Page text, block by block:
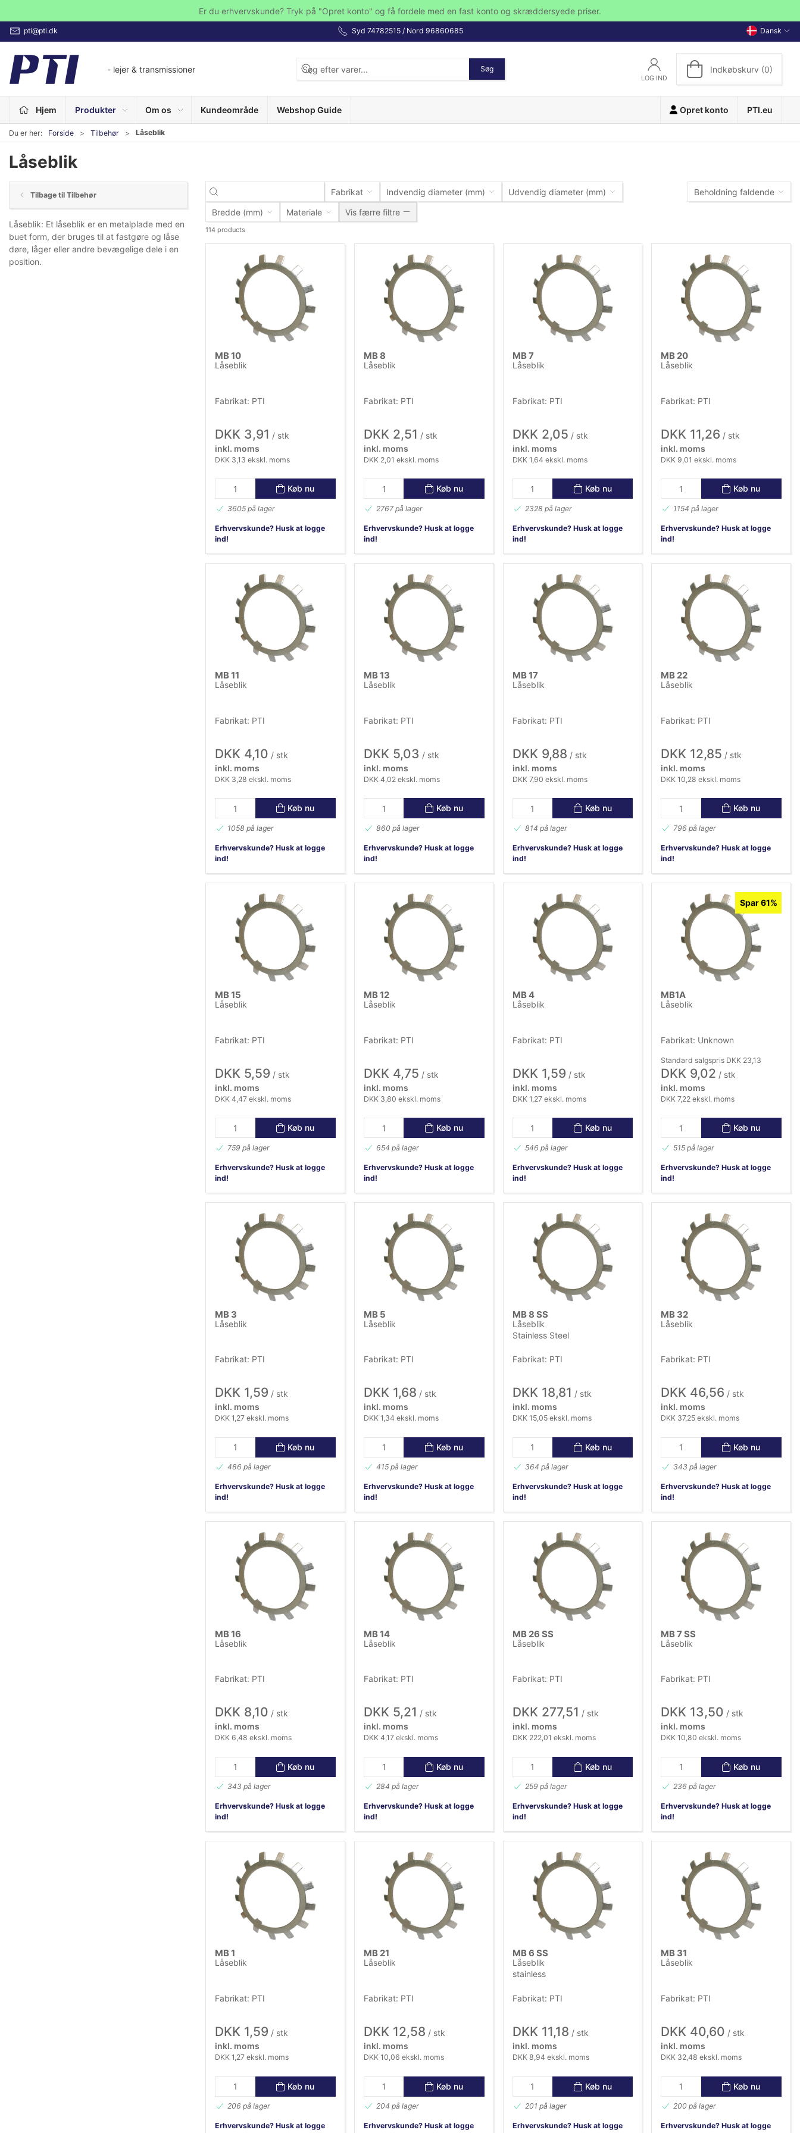
Er du erhvervskunde? Tryk på "Opret konto" og få fordele med en fast konto og skræddersyede priser.
pti@pti.dk Syd 74782515 / Nord 96860685 Dansk
- lejer & transmissioner Søg
LOG IND
Indkøbskurv (0)
Hjem Produkter Om os Kundeområde Webshop Guide Opret konto PTI.eu
Du er her: Forside Tilbehør Låseblik
Låseblik
Tilbage til Tilbehør
Låseblik: Et låseblik er en metalplade med en
buet form, der bruges til at fastgøre og låse
døre, låger eller andre bevægelige dele i en
position.
Fabrikat Indvendig diameter (mm)
Udvendig diameter (mm)
Bredde (mm)
Materiale Vis færre filtre
Beholdning faldende
Varenummer (A-Z)
Varenummer (Z-A)
Varenavn (A-Z)
Varenavn (Z-A)
114 products
MB 10
Låseblik
Fabrikat: PTI
DKK 3,91 / stk
inkl. moms
DKK 3,13 ekskl. moms
Køb nu
3605 på lager
Erhvervskunde? Husk at logge
ind!
MB 8
Låseblik
Fabrikat: PTI
DKK 2,51 / stk
inkl. moms
DKK 2,01 ekskl. moms
Køb nu
2767 på lager
Erhvervskunde? Husk at logge
ind!
MB 7
Låseblik
Fabrikat: PTI
DKK 2,05 / stk
inkl. moms
DKK 1,64 ekskl. moms
Køb nu
2328 på lager
Erhvervskunde? Husk at logge
ind!
MB 20
Låseblik
Fabrikat: PTI
DKK 11,26 / stk
inkl. moms
DKK 9,01 ekskl. moms
Køb nu
1154 på lager
Erhvervskunde? Husk at logge
ind!
MB 11
Låseblik
Fabrikat: PTI
DKK 4,10 / stk
inkl. moms
DKK 3,28 ekskl. moms
Køb nu
1058 på lager
Erhvervskunde? Husk at logge
ind!
MB 13
Låseblik
Fabrikat: PTI
DKK 5,03 / stk
inkl. moms
DKK 4,02 ekskl. moms
Køb nu
860 på lager
Erhvervskunde? Husk at logge
ind!
MB 17
Låseblik
Fabrikat: PTI
DKK 9,88 / stk
inkl. moms
DKK 7,90 ekskl. moms
Køb nu
814 på lager
Erhvervskunde? Husk at logge
ind!
MB 22
Låseblik
Fabrikat: PTI
DKK 12,85 / stk
inkl. moms
DKK 10,28 ekskl. moms
Køb nu
796 på lager
Erhvervskunde? Husk at logge
ind!
MB 15
Låseblik
Fabrikat: PTI
DKK 5,59 / stk
inkl. moms
DKK 4,47 ekskl. moms
Køb nu
759 på lager
Erhvervskunde? Husk at logge
ind!
MB 12
Låseblik
Fabrikat: PTI
DKK 4,75 / stk
inkl. moms
DKK 3,80 ekskl. moms
Køb nu
654 på lager
Erhvervskunde? Husk at logge
ind!
MB 4
Låseblik
Fabrikat: PTI
DKK 1,59 / stk
inkl. moms
DKK 1,27 ekskl. moms
Køb nu
546 på lager
Erhvervskunde? Husk at logge
ind!
Spar 61%
MB1A
Låseblik
Fabrikat: Unknown
Standard salgspris DKK 23,13
DKK 9,02 / stk
inkl. moms
DKK 7,22 ekskl. moms
Køb nu
515 på lager
Erhvervskunde? Husk at logge
ind!
MB 3
Låseblik
Fabrikat: PTI
DKK 1,59 / stk
inkl. moms
DKK 1,27 ekskl. moms
Køb nu
486 på lager
Erhvervskunde? Husk at logge
ind!
MB 5
Låseblik
Fabrikat: PTI
DKK 1,68 / stk
inkl. moms
DKK 1,34 ekskl. moms
Køb nu
415 på lager
Erhvervskunde? Husk at logge
ind!
MB 8 SS
Låseblik
Stainless Steel
Fabrikat: PTI
DKK 18,81 / stk
inkl. moms
DKK 15,05 ekskl. moms
Køb nu
364 på lager
Erhvervskunde? Husk at logge
ind!
MB 32
Låseblik
Fabrikat: PTI
DKK 46,56 / stk
inkl. moms
DKK 37,25 ekskl. moms
Køb nu
343 på lager
Erhvervskunde? Husk at logge
ind!
MB 16
Låseblik
Fabrikat: PTI
DKK 8,10 / stk
inkl. moms
DKK 6,48 ekskl. moms
Køb nu
343 på lager
Erhvervskunde? Husk at logge
ind!
MB 14
Låseblik
Fabrikat: PTI
DKK 5,21 / stk
inkl. moms
DKK 4,17 ekskl. moms
Køb nu
284 på lager
Erhvervskunde? Husk at logge
ind!
MB 26 SS
Låseblik
Fabrikat: PTI
DKK 277,51 / stk
inkl. moms
DKK 222,01 ekskl. moms
Køb nu
259 på lager
Erhvervskunde? Husk at logge
ind!
MB 7 SS
Låseblik
Fabrikat: PTI
DKK 13,50 / stk
inkl. moms
DKK 10,80 ekskl. moms
Køb nu
236 på lager
Erhvervskunde? Husk at logge
ind!
MB 1
Låseblik
Fabrikat: PTI
DKK 1,59 / stk
inkl. moms
DKK 1,27 ekskl. moms
Køb nu
206 på lager
Erhvervskunde? Husk at logge
MB 21
Låseblik
Fabrikat: PTI
DKK 12,58 / stk
inkl. moms
DKK 10,06 ekskl. moms
Køb nu
204 på lager
Erhvervskunde? Husk at logge
MB 6 SS
Låseblik
stainless
Fabrikat: PTI
DKK 11,18 / stk
inkl. moms
DKK 8,94 ekskl. moms
Køb nu
201 på lager
Erhvervskunde? Husk at logge
MB 31
Låseblik
Fabrikat: PTI
DKK 40,60 / stk
inkl. moms
DKK 32,48 ekskl. moms
Køb nu
200 på lager
Erhvervskunde? Husk at logge